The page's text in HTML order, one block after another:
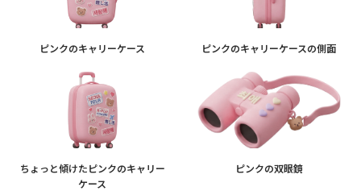
ピンクのキャリーケース ピンクのキャリーケースの側面
ちょっと傾けたピンクのキャリー
ケース
ピンクの双眼鏡